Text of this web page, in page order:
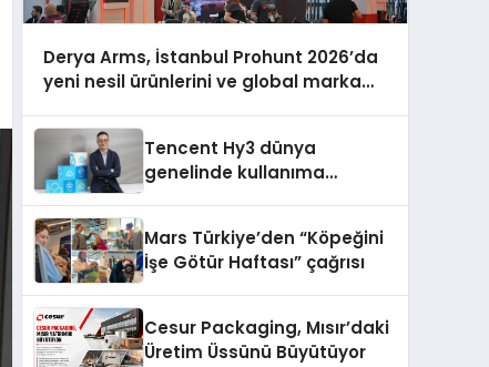
Derya Arms, İstanbul Prohunt 2026’da
yeni nesil ürünlerini ve global marka
Tencent Hy3 dünya
genelinde kullanıma
Mars Türkiye’den “Köpeğini
İşe Götür Haftası” çağrısı
Cesur Packaging, Mısır’daki
Üretim Üssünü Büyütüyor